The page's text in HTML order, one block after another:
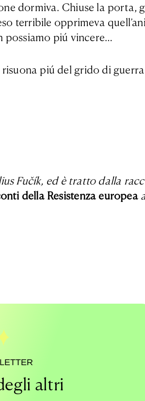
dormiva. Chiuse la porta,
terribile opprimeva
possiamo piú vincere…
piú del grido di
Fučík, ed è tratto dalla
della Resistenza europea
altri